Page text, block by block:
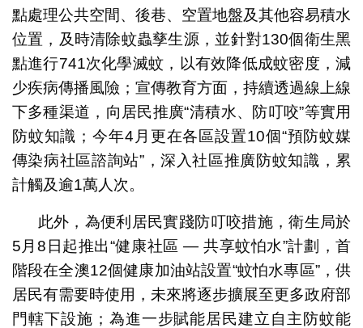
點處理公共空間、後巷、空置地盤及其他容易積水
位置，及時清除蚊蟲孳生源，並針對130個衛生黑
點進行741次化學滅蚊，以有效降低成蚊密度，減
少疾病傳播風險；宣傳教育方面，持續透過線上線
下多種渠道，向居民推廣“清積水、防叮咬”等實用
防蚊知識；今年4月更在各區設置10個“預防蚊媒
傳染病社區諮詢站”，深入社區推廣防蚊知識，累
計觸及逾1萬人次。
此外，為便利居民實踐防叮咬措施，衛生局於
5月8日起推出“健康社區 — 共享蚊怕水”計劃，首
階段在全澳12個健康加油站設置“蚊怕水專區”，供
居民有需要時使用，未來將逐步擴展至更多政府部
門轄下設施；為進一步賦能居民建立自主防蚊能